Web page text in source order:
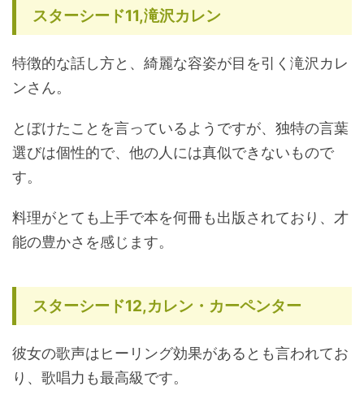
スターシード11,滝沢カレン
特徴的な話し方と、綺麗な容姿が目を引く滝沢カレ
ンさん。
とぼけたことを言っているようですが、独特の言葉
選びは個性的で、他の人には真似できないもので
す。
料理がとても上手で本を何冊も出版されており、才
能の豊かさを感じます。
スターシード12,カレン・カーペンター
彼女の歌声はヒーリング効果があるとも言われてお
り、歌唱力も最高級です。